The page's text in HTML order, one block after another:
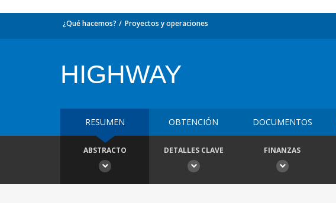
¿Qué hacemos? Proyectos y operaciones
HIGHWAY
RESUMEN OBTENCIÓN DOCUMENTOS
ABSTRACTO DETALLES CLAVE FINANZAS